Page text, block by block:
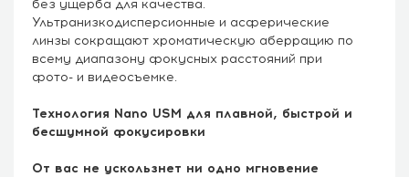
без ущерба для качества.
Ультранизкодисперсионные и асферические
линзы сокращают хроматическую аберрацию по
всему диапазону фокусных расстояний при
фото- и видеосъемке.
Технология Nano USM для плавной, быстрой и
бесшумной фокусировки
От вас не ускользнет ни одно мгновение